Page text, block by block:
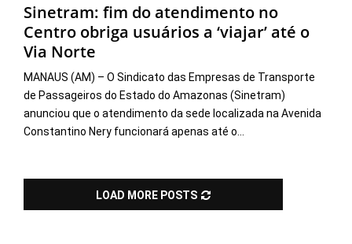
Sinetram: fim do atendimento no
Centro obriga usuários a ‘viajar’ até o
Via Norte
MANAUS (AM) – O Sindicato das Empresas de Transporte
de Passageiros do Estado do Amazonas (Sinetram)
anunciou que o atendimento da sede localizada na Avenida
Constantino Nery funcionará apenas até o...
LOAD MORE POSTS